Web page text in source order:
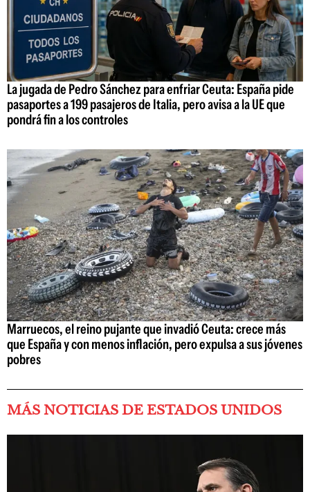
La jugada de Pedro Sánchez para enfriar Ceuta: España pide
pasaportes a 199 pasajeros de Italia, pero avisa a la UE que
pondrá fin a los controles
Marruecos, el reino pujante que invadió Ceuta: crece más
que España y con menos inflación, pero expulsa a sus jóvenes
pobres
MÁS NOTICIAS DE ESTADOS UNIDOS